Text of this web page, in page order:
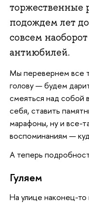
торжественные
подождем лет
совсем
антиюбилей.
Мы перевернем все
голову — будем
смеяться над собой
себя, ставить
марафоны, ну и все-
воспоминаниям —
А теперь
Гуляем
На улице наконец-